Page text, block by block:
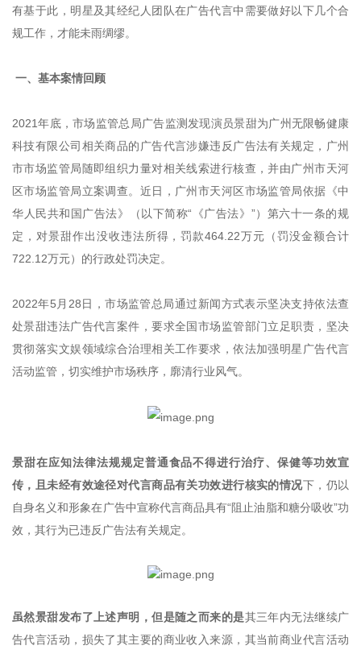
有基于此，明星及其经纪人团队在广告代言中需要做好以下几个合
规工作，才能未雨绸缪。
一、基本案情回顾
2021年底，市场监管总局广告监测发现演员景甜为广州无限畅健康
科技有限公司相关商品的广告代言涉嫌违反广告法有关规定，广州
市市场监管局随即组织力量对相关线索进行核查，并由广州市天河
区市场监管局立案调查。近日，广州市天河区市场监管局依据《中
华人民共和国广告法》（以下简称“《广告法》”）第六十一条的规
定，对景甜作出没收违法所得，罚款464.22万元（罚没金额合计
722.12万元）的行政处罚决定。
2022年5月28日，市场监管总局通过新闻方式表示坚决支持依法查
处景甜违法广告代言案件，要求全国市场监管部门立足职责，坚决
贯彻落实文娱领域综合治理相关工作要求，依法加强明星广告代言
活动监管，切实维护市场秩序，廓清行业风气。
景甜在应知法律法规规定普通食品不得进行治疗、保健等功效宣
传，且未经有效途径对代言商品有关功效进行核实的情况下，仍以
自身名义和形象在广告中宣称代言商品具有“阻止油脂和糖分吸收”功
效，其行为已违反广告法有关规定。
虽然景甜发布了上述声明，但是随之而来的是其三年内无法继续广
告代言活动，损失了其主要的商业收入来源，其当前商业代言活动